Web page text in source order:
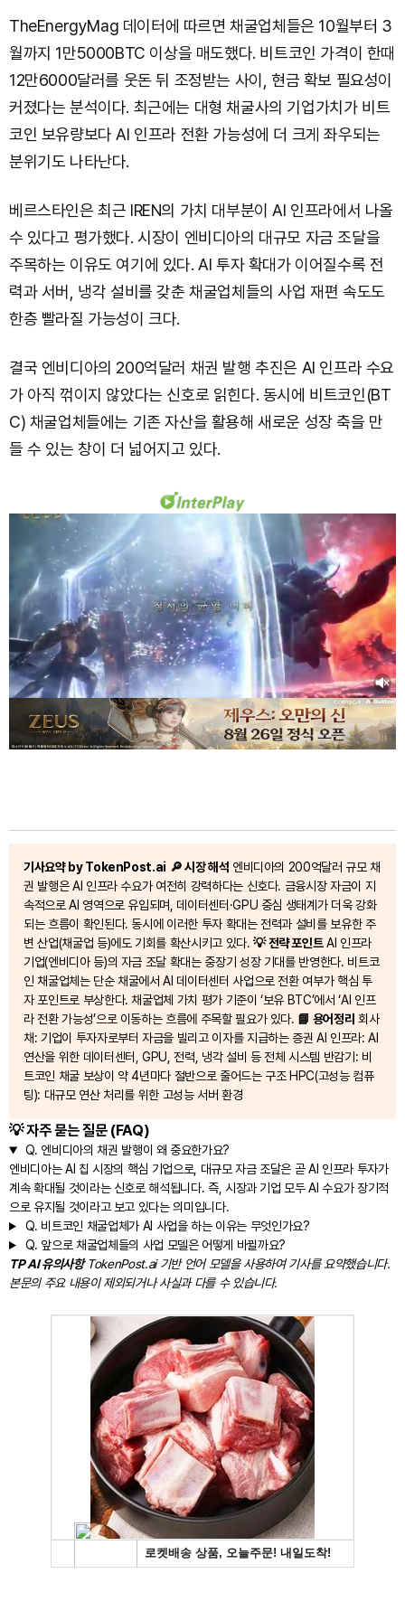
TheEnergyMag 데이터에 따르면 채굴업체들은 10월부터 3
월까지 1만5000BTC 이상을 매도했다. 비트코인 가격이 한때
12만6000달러를 웃돈 뒤 조정받는 사이, 현금 확보 필요성이
커졌다는 분석이다. 최근에는 대형 채굴사의 기업가치가 비트
코인 보유량보다 AI 인프라 전환 가능성에 더 크게 좌우되는
분위기도 나타난다.
베르스타인은 최근 IREN의 가치 대부분이 AI 인프라에서 나올
수 있다고 평가했다. 시장이 엔비디아의 대규모 자금 조달을
주목하는 이유도 여기에 있다. AI 투자 확대가 이어질수록 전
력과 서버, 냉각 설비를 갖춘 채굴업체들의 사업 재편 속도도
한층 빨라질 가능성이 크다.
결국 엔비디아의 200억달러 채권 발행 추진은 AI 인프라 수요
가 아직 꺾이지 않았다는 신호로 읽힌다. 동시에 비트코인(BT
C) 채굴업체들에는 기존 자산을 활용해 새로운 성장 축을 만
들 수 있는 창이 더 넓어지고 있다.
기사요약 by TokenPost.ai 🔎 시장 해석 엔비디아의 200억달러 규모 채
권 발행은 AI 인프라 수요가 여전히 강력하다는 신호다. 금융시장 자금이 지
속적으로 AI 영역으로 유입되며, 데이터센터·GPU 중심 생태계가 더욱 강화
되는 흐름이 확인된다. 동시에 이러한 투자 확대는 전력과 설비를 보유한 주
변 산업(채굴업 등)에도 기회를 확산시키고 있다.💡 전략 포인트AI 인프라
기업(엔비디아 등)의 자금 조달 확대는 중장기 성장 기대를 반영한다. 비트코
인 채굴업체는 단순 채굴에서 AI 데이터센터 사업으로 전환 여부가 핵심 투
자 포인트로 부상한다. 채굴업체 가치 평가 기준이 ‘보유 BTC’에서 ‘AI 인프
라 전환 가능성’으로 이동하는 흐름에 주목할 필요가 있다. 📘 용어정리 회사
채: 기업이 투자자로부터 자금을 빌리고 이자를 지급하는 증권 AI 인프라: AI
연산을 위한 데이터센터, GPU, 전력, 냉각 설비 등 전체 시스템 반감기: 비
트코인 채굴 보상이 약 4년마다 절반으로 줄어드는 구조 HPC(고성능 컴퓨
팅): 대규모 연산 처리를 위한 고성능 서버 환경
💡 자주 묻는 질문 (FAQ)
Q. 엔비디아의 채권 발행이 왜 중요한가요?
엔비디아는 AI 칩 시장의 핵심 기업으로, 대규모 자금 조달은 곧 AI 인프라 투자가
계속 확대될 것이라는 신호로 해석됩니다. 즉, 시장과 기업 모두 AI 수요가 장기적
으로 유지될 것이라고 보고 있다는 의미입니다.
Q. 비트코인 채굴업체가 AI 사업을 하는 이유는 무엇인가요?
Q. 앞으로 채굴업체들의 사업 모델은 어떻게 바뀔까요?
TP AI 유의사항TokenPost.ai 기반 언어 모델을 사용하여 기사를 요약했습니다.
본문의 주요 내용이 제외되거나 사실과 다를 수 있습니다.